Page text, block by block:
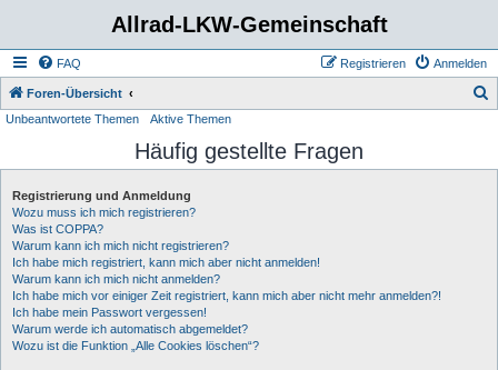
Allrad-LKW-Gemeinschaft
FAQ Anmelden
Registrieren
Foren-Übersicht
h
Unbeantwortete Themen Aktive Themen
Häufig gestellte Fragen
Registrierung und Anmeldung
Wozu muss ich mich registrieren?
Was ist COPPA?
Warum kann ich mich nicht registrieren?
Ich habe mich registriert, kann mich aber nicht anmelden!
Warum kann ich mich nicht anmelden?
Ich habe mich vor einiger Zeit registriert, kann mich aber nicht mehr anmelden?!
Ich habe mein Passwort vergessen!
Warum werde ich automatisch abgemeldet?
Wozu ist die Funktion „Alle Cookies löschen“?